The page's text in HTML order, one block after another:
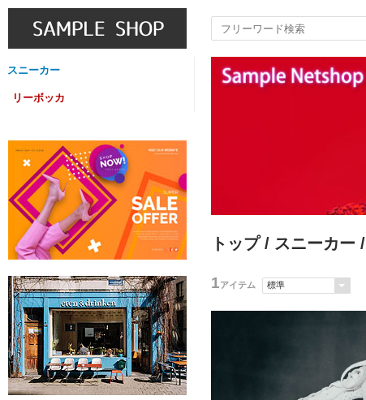
スニーカー
リーボッカ
トップ/ スニーカー
1アイテム